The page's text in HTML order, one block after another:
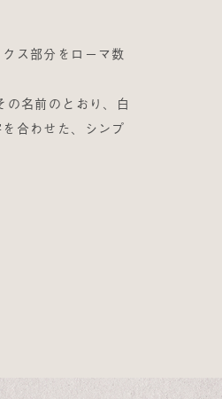
ス部分をローマ数
の名前のとおり、白
合わせた、シンプ